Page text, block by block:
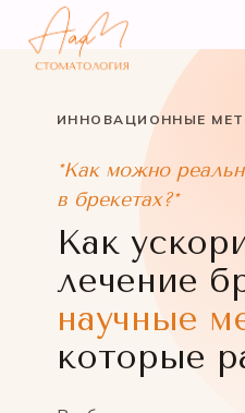
ИННОВАЦИОННЫЕ
*Как можно
в брекетах?*
Как
лечение
научные
которые